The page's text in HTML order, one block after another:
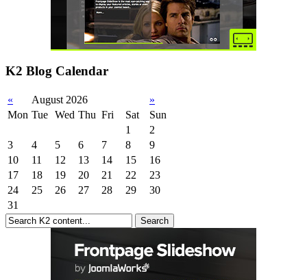
K2 Blog Calendar
« August 2026
»
Mon Tue Wed Thu Fri Sat
Sun
1
2
3
4 5 6 7 8
9
10
11 12 13 14 15
16
17
18 19 20 21 22
23
24
25 26 27 28 29
30
31